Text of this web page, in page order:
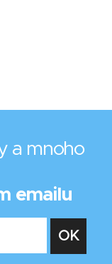
a mnoho
emailu